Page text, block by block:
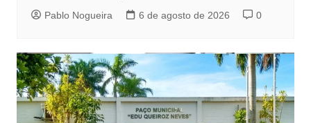
Pablo Nogueira 6 de agosto de 2026 0